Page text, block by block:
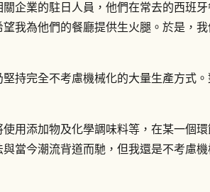
企業的駐日人員，他們在常去的西班
我為他們的餐廳提供生火腿。於是，
持完全不考慮機械化的大量生產方式
用添加物及化學調味料等，在某一個
當今潮流背道而馳，但我還是不考慮